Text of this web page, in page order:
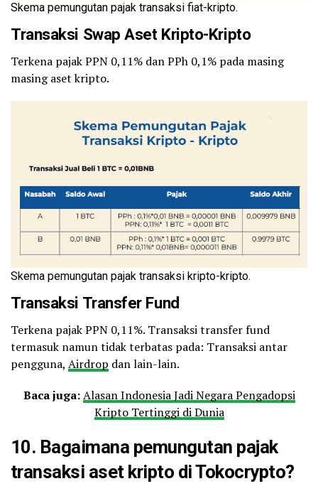
Skema pemungutan pajak transaksi fiat-kripto.
Transaksi Swap Aset Kripto-Kripto
Terkena pajak PPN 0,11% dan PPh 0,1% pada masing
masing aset kripto.
Skema pemungutan pajak transaksi kripto-kripto.
Transaksi Transfer Fund
Terkena pajak PPN 0,11%. Transaksi transfer fund
termasuk namun tidak terbatas pada: Transaksi antar
pengguna, Airdrop dan lain-lain.
Baca juga: Alasan Indonesia Jadi Negara Pengadopsi
Kripto Tertinggi di Dunia
10. Bagaimana pemungutan pajak
transaksi aset kripto di Tokocrypto?